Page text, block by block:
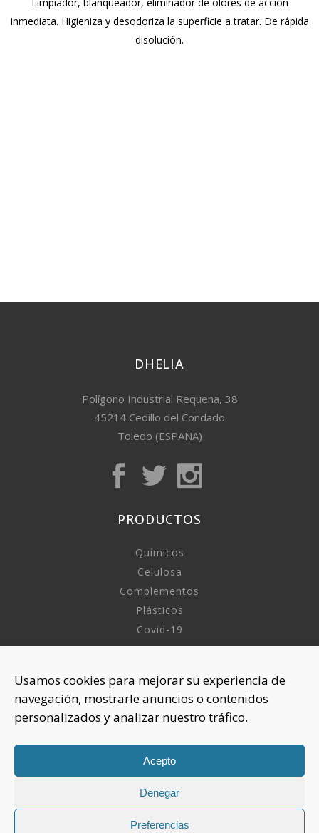
Usamos cookies para mejorar su experiencia de
navegación, mostrarle anuncios o contenidos
personalizados y analizar nuestro tráfico.
Acepto
Denegar
Preferencias
inmediata. Higieniza y desodoriza la superficie a tratar. De rápida
disolución.
DHELIA
Polígono Industrial Requena, 38
45214 Cedillo del Condado
Toledo (ESPAÑA)
PRODUCTOS
Químicos
Celulosa
Complementos
Plásticos
Covid-19
Sobre nosotros
Aviso Legal
Política de Privacidad
Política Cookies
CONTACTAR